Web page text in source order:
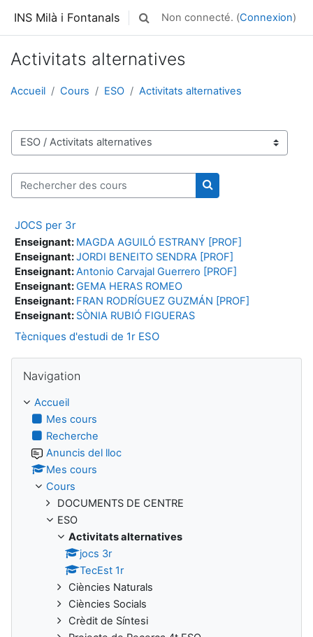
INS Milà i Fontanals Activer/désactiver la saisie de
Non connecté. (Connexion)
Activitats alternatives
Accueil Cours ESO Activitats alternatives
Catégories de cours
Rechercher des cours
Rechercher des cours
JOCS per 3r
Enseignant: MAGDA AGUILÓ ESTRANY [PROF]
Enseignant:JORDI BENEITO SENDRA [PROF]
Enseignant:Antonio Carvajal Guerrero [PROF]
Enseignant:GEMA HERAS ROMEO
Enseignant: FRAN RODRÍGUEZ GUZMÁN [PROF]
Enseignant: SÒNIA RUBIÓ FIGUERAS
Tècniques d'estudi de 1r ESO
Navigation
Accueil
Mes cours
Recherche
Anuncis del lloc
Mes cours
Cours
DOCUMENTS DE CENTRE
ESO
Activitats alternatives
jocs 3r
TecEst 1r
Ciències Naturals
Ciències Socials
Crèdit de Síntesi